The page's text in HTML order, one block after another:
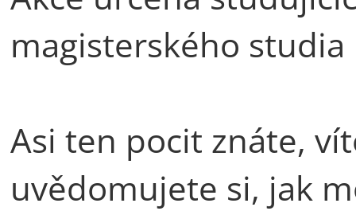
magisterského studia
Asi ten pocit znáte,
uvědomujete si, jak